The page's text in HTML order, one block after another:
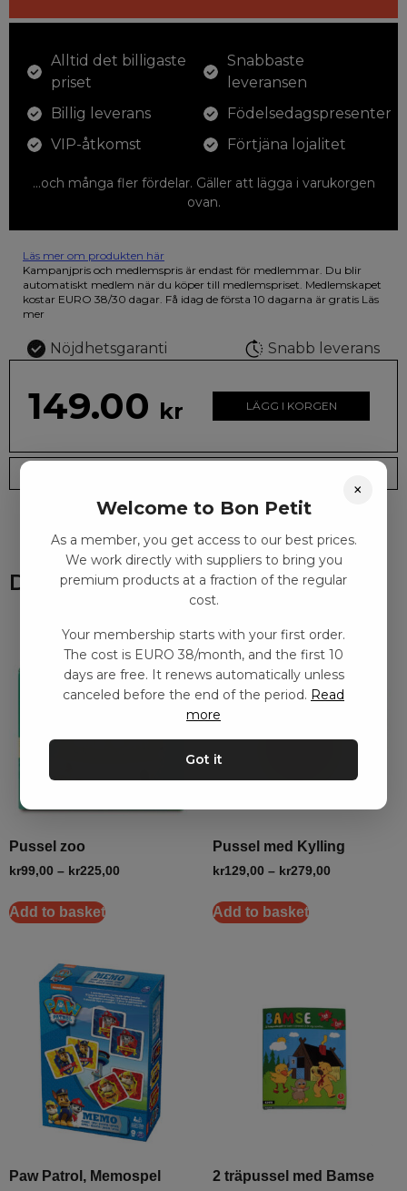
Alltid det billigaste
priset
Billig leverans
VIP-åtkomst
Snabbaste
leveransen
Födelsedagspresenter
Förtjäna lojalitet
...och många fler fördelar. Gäller att lägga i varukorgen
ovan.
Läs mer om produkten här
12 färgpennor som du kan färglägga dina teckningar med. På
illustrationen på den vackra askan finns fjärilar i vilda fluorescerande
färger.
Kampanjpris och medlemspris är endast för medlemmar. Du blir
automatiskt medlem när du köper till medlemspriset. Medlemskapet
kostar EURO 38/30 dagar. Få idag de första 10 dagarna är gratis Läs
mer
Nöjdhetsgaranti Snabb leverans
149.00 kr LÄGG I KORGEN
Du kanske också gillar
Pussel zoo
kr99,00 – kr225,00
Add to basket
Pussel med Kylling
kr129,00 – kr279,00
Add to basket
Paw Patrol, Memospel 2 träpussel med Bamse
×
Welcome to Bon Petit
As a member, you get access to our best prices.
We work directly with suppliers to bring you
premium products at a fraction of the regular
cost.
Your membership starts with your first order.
The cost is EURO 38/month, and the first 10
days are free. It renews automatically unless
canceled before the end of the period. Read
more
Got it